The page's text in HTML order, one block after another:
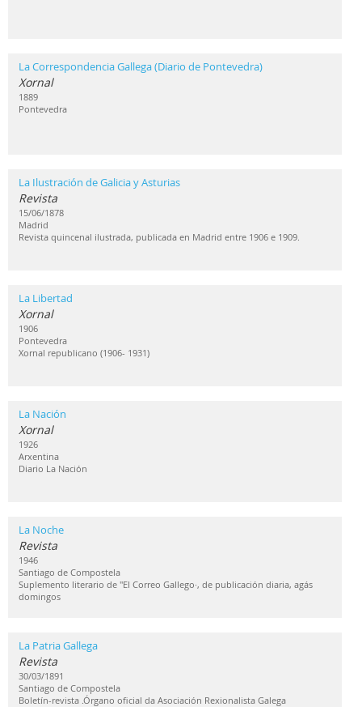
La Correspondencia Gallega (Diario de Pontevedra)
Xornal
1889
Pontevedra
La Ilustración de Galicia y Asturias
Revista
15/06/1878
Madrid
Revista quincenal ilustrada, publicada en Madrid entre 1906 e 1909.
La Libertad
Xornal
1906
Pontevedra
Xornal republicano (1906- 1931)
La Nación
Xornal
1926
Arxentina
Diario La Nación
La Noche
Revista
1946
Santiago de Compostela
Suplemento literario de "El Correo Gallego·, de publicación diaria, agás
domingos
La Patria Gallega
Revista
30/03/1891
Santiago de Compostela
Boletín-revista .Órgano oficial da Asociación Rexionalista Galega